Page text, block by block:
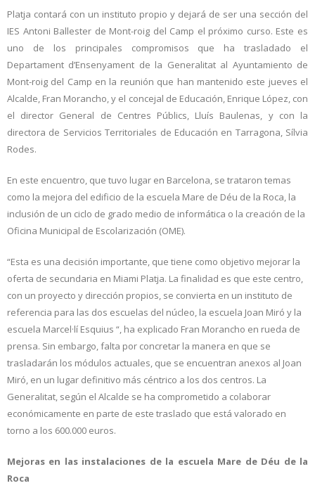
Platja contará con un instituto propio y dejará de ser una sección del
IES Antoni Ballester de Mont-roig del Camp el próximo curso. Este es
uno de los principales compromisos que ha trasladado el
Departament d’Ensenyament de la Generalitat al Ayuntamiento de
Mont-roig del Camp en la reunión que han mantenido este jueves el
Alcalde, Fran Morancho, y el concejal de Educación, Enrique López, con
el director General de Centres Públics, Lluís Baulenas, y con la
directora de Servicios Territoriales de Educación en Tarragona, Sílvia
Rodes.
En este encuentro, que tuvo lugar en Barcelona, se trataron temas
como la mejora del edificio de la escuela Mare de Déu de la Roca, la
inclusión de un ciclo de grado medio de informática o la creación de la
Oficina Municipal de Escolarización (OME).
“Esta es una decisión importante, que tiene como objetivo mejorar la
oferta de secundaria en Miami Platja. La finalidad es que este centro,
con un proyecto y dirección propios, se convierta en un instituto de
referencia para las dos escuelas del núcleo, la escuela Joan Miró y la
escuela Marcel·lí Esquius “, ha explicado Fran Morancho en rueda de
prensa. Sin embargo, falta por concretar la manera en que se
trasladarán los módulos actuales, que se encuentran anexos al Joan
Miró, en un lugar definitivo más céntrico a los dos centros. La
Generalitat, según el Alcalde se ha comprometido a colaborar
económicamente en parte de este traslado que está valorado en
torno a los 600.000 euros.
Mejoras en las instalaciones de la escuela Mare de Déu de la
Roca